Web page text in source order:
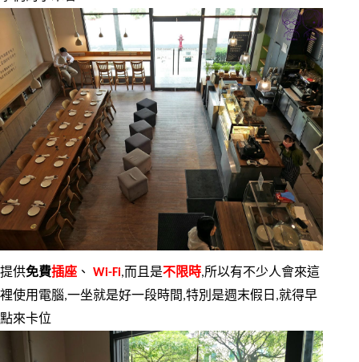
提供免費插座 、 Wi-Fi,而且是不限時,所以有不少人會來這
裡使用電腦,一坐就是好一段時間,特別是週末假日,就得早
點來卡位